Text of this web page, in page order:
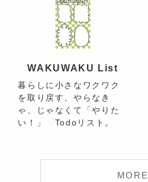
WAKUWAKU List
暮らしに小さなワクワク
を取り戻す、やらなき
ゃ、じゃなくて「やりた
い！」 Todoリスト。
MORE